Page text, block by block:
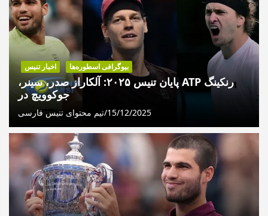
م
و
ش
ه
ی
ن
انواع زمین تنیس؛ خاک رس، چمن، هاردکورت و فرش
اخبار تنیس بیوگرافی اسطوره‌ها
رنکینگ ATP پایان تنیس ۲۰۲۵: آلکاراز صدر، سینر،
جوکوویچ در
15/12/2025 تیم محتوای تنیس فارسی